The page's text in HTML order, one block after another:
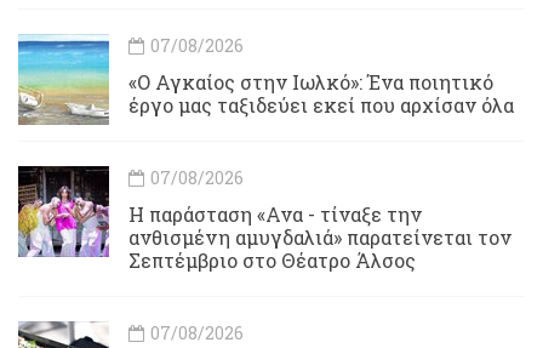
07/08/2026
«Ο Αγκαίος στην Ιωλκό»: Ένα ποιητικό
έργο μας ταξιδεύει εκεί που αρχίσαν όλα
07/08/2026
Η παράσταση «Ανα - τίναξε την
ανθισμένη αμυγδαλιά» παρατείνεται τον
Σεπτέμβριο στο Θέατρο Άλσος
07/08/2026